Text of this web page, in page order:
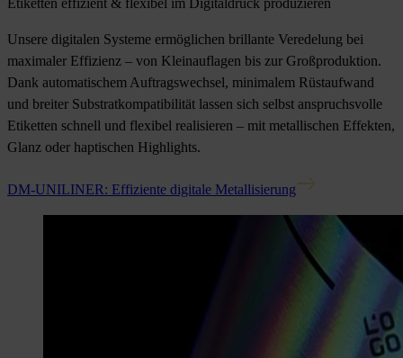
Etiketten effizient & flexibel im Digitaldruck produzieren
Unsere digitalen Systeme ermöglichen brillante Veredelung bei
maximaler Effizienz – von Kleinauflagen bis zur Großproduktion.
Dank automatischem Auftragswechsel, minimalem Rüstaufwand
und breiter Substratkompatibilität lassen sich selbst anspruchsvolle
Etiketten schnell und flexibel realisieren – mit metallischen Effekten,
Glanz oder haptischen Highlights.
DM-UNILINER: Effiziente digitale Metallisierung